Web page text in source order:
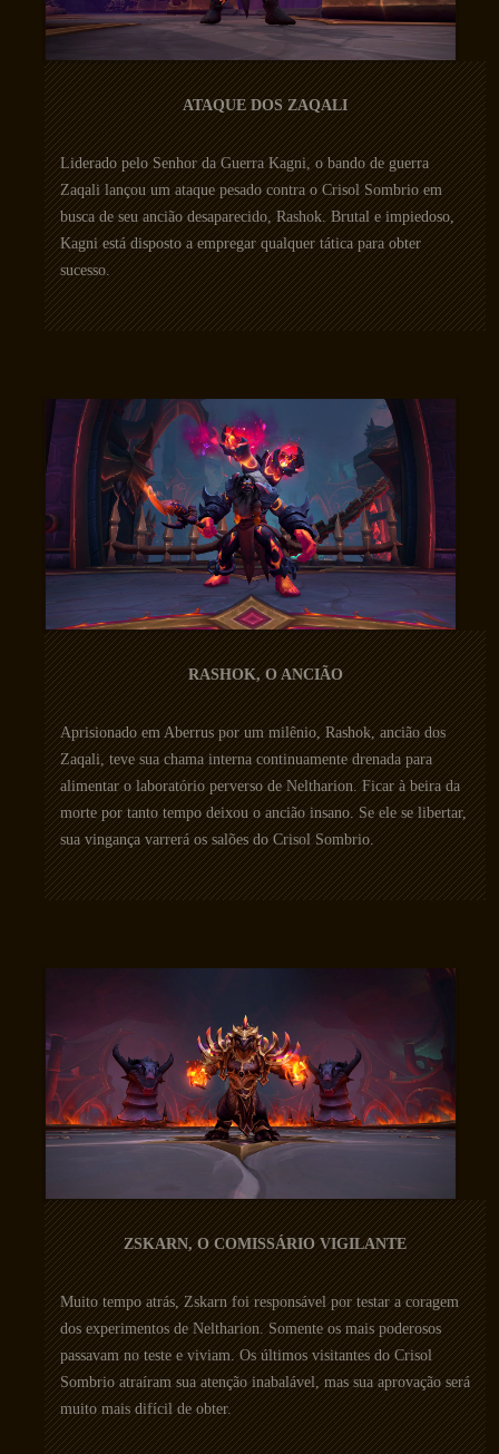
ATAQUE DOS ZAQALI
Liderado pelo Senhor da Guerra Kagni, o bando de guerra
Zaqali lançou um ataque pesado contra o Crisol Sombrio em
busca de seu ancião desaparecido, Rashok. Brutal e impiedoso,
Kagni está disposto a empregar qualquer tática para obter
sucesso.
RASHOK, O ANCIÃO
Aprisionado em Aberrus por um milênio, Rashok, ancião dos
Zaqali, teve sua chama interna continuamente drenada para
alimentar o laboratório perverso de Neltharion. Ficar à beira da
morte por tanto tempo deixou o ancião insano. Se ele se libertar,
sua vingança varrerá os salões do Crisol Sombrio.
ZSKARN, O COMISSÁRIO VIGILANTE
Muito tempo atrás, Zskarn foi responsável por testar a coragem
dos experimentos de Neltharion. Somente os mais poderosos
passavam no teste e viviam. Os últimos visitantes do Crisol
Sombrio atraíram sua atenção inabalável, mas sua aprovação será
muito mais difícil de obter.